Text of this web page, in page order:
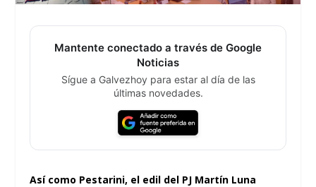
Mantente conectado a través de Google
Noticias
Sígue a Galvezhoy para estar al día de las
últimas novedades.
Así como Pestarini, el edil del PJ Martín Luna